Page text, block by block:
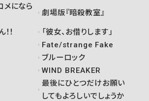
メになら
劇場版『暗殺教室』
！
「彼女、お借りします」
Fate/strange Fake
ブルーロック
WIND BREAKER
最後にひとつだけお願い
してもよろしいでしょうか